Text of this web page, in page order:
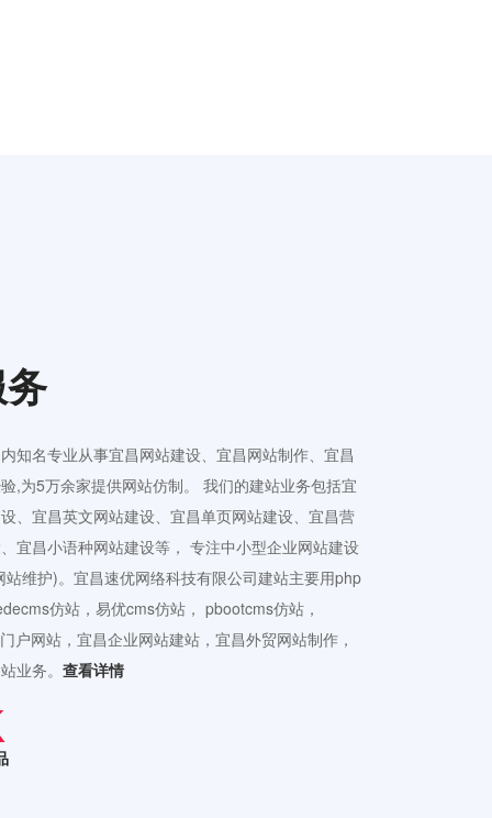
知名专业从事宜昌网站建设、宜昌网站制作、宜昌
,为5万余家提供网站仿制。 我们的建站业务包括宜
、宜昌英文网站建设、宜昌单页网站建设、宜昌营
宜昌小语种网站建设等， 专注中小型企业网站建设
维护)。宜昌速优网络科技有限公司建站主要用php
仿站，易优cms仿站， pbootcms仿站，
户网站，宜昌企业网站建站，宜昌外贸网站制作，
业务。 查看详情